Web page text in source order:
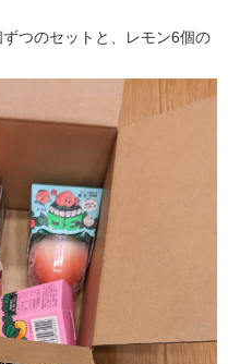
つのセットと、レモン6個の